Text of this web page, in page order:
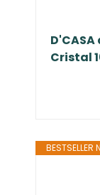
Cristal
BESTSELLER